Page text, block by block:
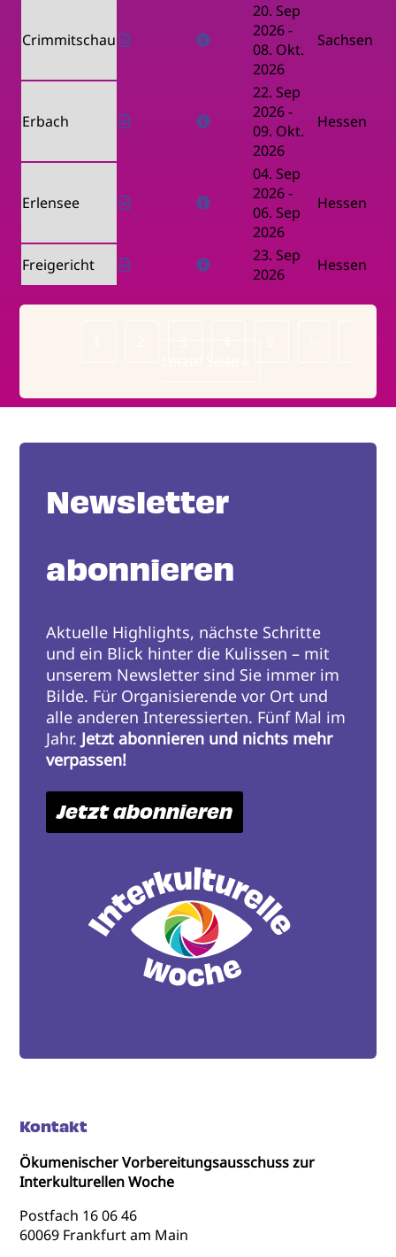
Crimmitschau
20. Sep
2026 -
08. Okt.
2026
Sachsen
Erbach
22. Sep
2026 -
09. Okt.
2026
Hessen
Erlensee
04. Sep
2026 -
06. Sep
2026
Hessen
Freigericht
23. Sep
2026
Hessen
Newsletter
abonnieren
Aktuelle Highlights, nächste Schritte
und ein Blick hinter die Kulissen – mit
unserem Newsletter sind Sie immer im
Bilde. Für Organisierende vor Ort und
alle anderen Interessierten. Fünf Mal im
Jahr. Jetzt abonnieren und nichts mehr
verpassen!
Jetzt abonnieren
Kontakt
Ökumenischer Vorbereitungsausschuss zur
Interkulturellen Woche
Postfach 16 06 46
60069 Frankfurt am Main